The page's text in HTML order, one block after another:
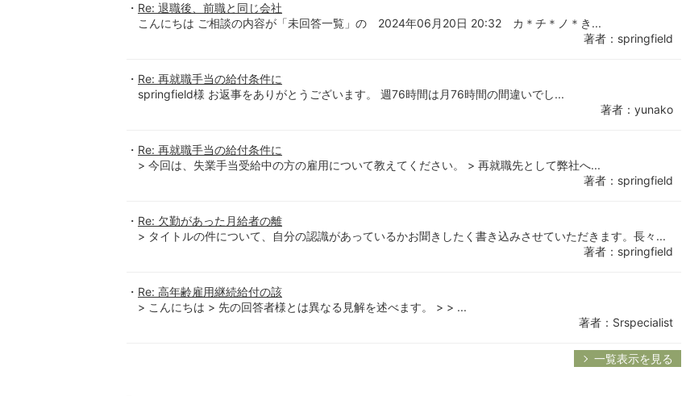
Re: 退職後、前職と同じ会社
こんにちは ご相談の内容が「未回答一覧」の 2024年06月20日 20:32 カ＊チ＊ノ＊き...
著者：springfield
Re: 再就職手当の給付条件に
springfield様 お返事をありがとうございます。 週76時間は月76時間の間違いでし...
著者：yunako
Re: 再就職手当の給付条件に
> 今回は、失業手当受給中の方の雇用について教えてください。 > 再就職先として弊社へ...
著者：springfield
Re: 欠勤があった月給者の離
> タイトルの件について、自分の認識があっているかお聞きしたく書き込みさせていただきます。長々...
著者：springfield
Re: 高年齢雇用継続給付の該
> こんにちは > 先の回答者様とは異なる見解を述べます。 > > ...
著者：Srspecialist
一覧表示を見る